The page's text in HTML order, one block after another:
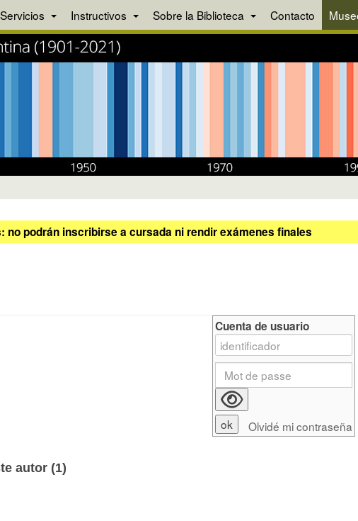
Servicios Instructivos Sobre la Biblioteca Contacto
podrán inscribirse a cursada ni rendir exámenes finales
autor (1)
Cuenta de usuario
Olvidé mi contraseña